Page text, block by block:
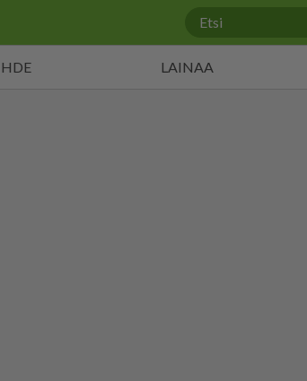
LAINAA